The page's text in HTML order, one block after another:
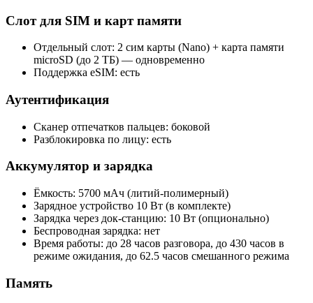
Слот для SIM и карт памяти
Отдельный слот: 2 сим карты (Nano) + карта памяти
microSD (до 2 ТБ) — одновременно
Поддержка eSIM: есть
Аутентификация
Сканер отпечатков пальцев: боковой
Разблокировка по лицу: есть
Аккумулятор и зарядка
Ёмкость: 5700 мАч (литий-полимерный)
Зарядное устройство 10 Вт (в комплекте)
Зарядка через док-станцию: 10 Вт (опционально)
Беспроводная зарядка: нет
Время работы: до 28 часов разговора, до 430 часов в
режиме ожидания, до 62.5 часов смешанного режима
Память